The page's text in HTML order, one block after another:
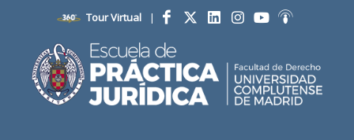
Tour Virtual |
Facebook